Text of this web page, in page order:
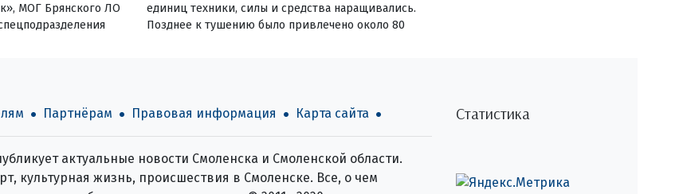
МОГ Брянского ЛО
единиц техники, силы и средства наращивались.
Позднее к тушению было привлечено около 80
Партнёрам Правовая информация Карта сайта
актуальные новости Смоленска и Смоленской области.
культурная жизнь, происшествия в Смоленске. Все, о чем
Статистика